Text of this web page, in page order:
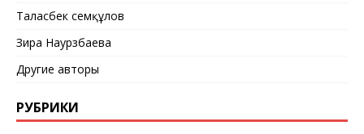
Таласбек Әсемқұлов
Зира Наурзбаева
Другие авторы
РУБРИКИ